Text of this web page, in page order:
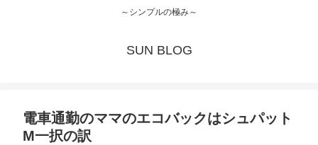
～シンプルの極み～
SUN BLOG
電車通勤のママのエコバックはシュパット
M一択の訳